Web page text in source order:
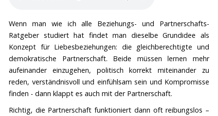
Wenn dir mein Podcast gefällt, dann hilf mir, ihn auch für
andere Männer bekannt zu machen. Es gibt noch sehr
viele Männer, denen dieser Podcast sehr helfen könnte.
Ich habe als Dankeschön exklusiv ein Kapitel aus meinem
Buch „Finde die Frau deines Lebens – wie Mann die
richtige Partnerin auswählt“ als Hörbuch aufgenommen
und schicke es dir dann zu.
Wenn man wie ich alle Beziehungs- und Partnerschafts-
Ratgeber studiert hat findet man dieselbe Grundidee als
Konzept für Liebesbeziehungen: die gleichberechtigte und
demokratische Partnerschaft. Beide müssen lernen mehr
aufeinander einzugehen, politisch korrekt miteinander zu
reden, verständnisvoll und einfühlsam sein und Kompromisse
finden - dann klappt es auch mit der Partnerschaft.
Richtig, die Partnerschaft funktioniert dann oft reibungslos –